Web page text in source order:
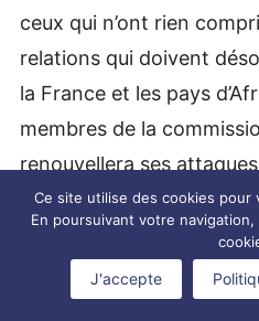
ceux qui n’ont rien
relations qui doivent
la France et les pays
membres de la
renouvellera ses
revue Esprit en juillet
« Défense de l’Afrique
du malaise africain: «
bonnes paroles – jusqu’à
Ce site utilise des cookies pour
En poursuivant votre navigation,
J'accepte